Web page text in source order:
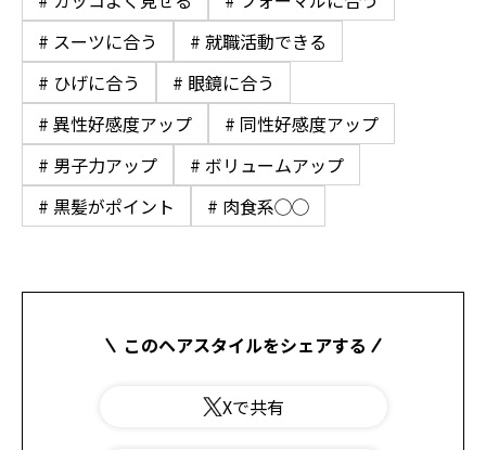
# スーツに合う
# 就職活動できる
# ひげに合う
# 眼鏡に合う
# 異性好感度アップ
# 同性好感度アップ
# 男子力アップ
# ボリュームアップ
# 黒髪がポイント
# 肉食系◯◯
このヘアスタイルをシェアする
Xで共有